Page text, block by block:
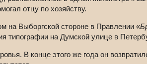
отцу по хозяйству.
на Выборгской стороне в Правлении «
типографии на Думской улице в
В конце этого же года он